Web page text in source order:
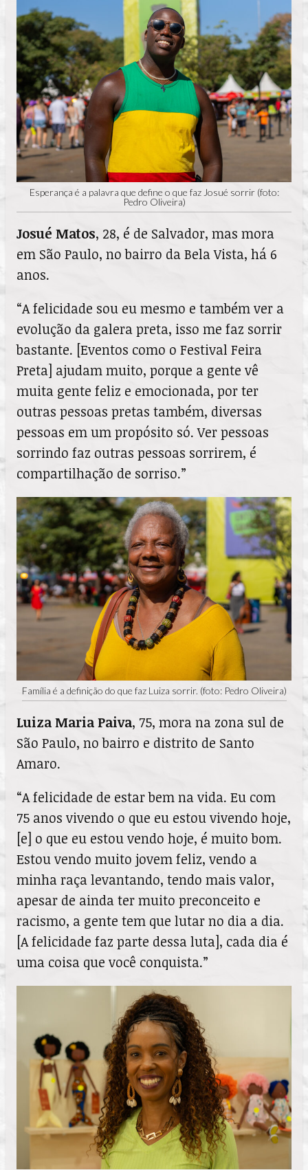
Esperança é a palavra que define o que faz Josué sorrir (foto:
Pedro Oliveira)
Josué Matos, 28, é de Salvador, mas mora
em São Paulo, no bairro da Bela Vista, há 6
anos.
“A felicidade sou eu mesmo e também ver a
evolução da galera preta, isso me faz sorrir
bastante. [Eventos como o Festival Feira
Preta] ajudam muito, porque a gente vê
muita gente feliz e emocionada, por ter
outras pessoas pretas também, diversas
pessoas em um propósito só. Ver pessoas
sorrindo faz outras pessoas sorrirem, é
compartilhação de sorriso.”
Família é a definição do que faz Luiza sorrir. (foto: Pedro Oliveira)
Luiza Maria Paiva, 75, mora na zona sul de
São Paulo, no bairro e distrito de Santo
Amaro.
“A felicidade de estar bem na vida. Eu com
75 anos vivendo o que eu estou vivendo hoje,
[e] o que eu estou vendo hoje, é muito bom.
Estou vendo muito jovem feliz, vendo a
minha raça levantando, tendo mais valor,
apesar de ainda ter muito preconceito e
racismo, a gente tem que lutar no dia a dia.
[A felicidade faz parte dessa luta], cada dia é
uma coisa que você conquista.”